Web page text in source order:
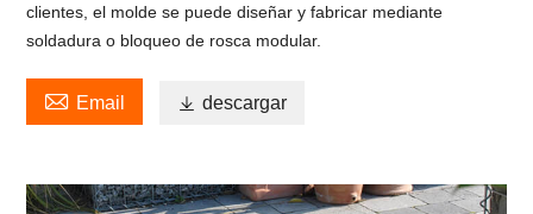
clientes, el molde se puede diseñar y fabricar mediante
soldadura o bloqueo de rosca modular.
 Email  descargar